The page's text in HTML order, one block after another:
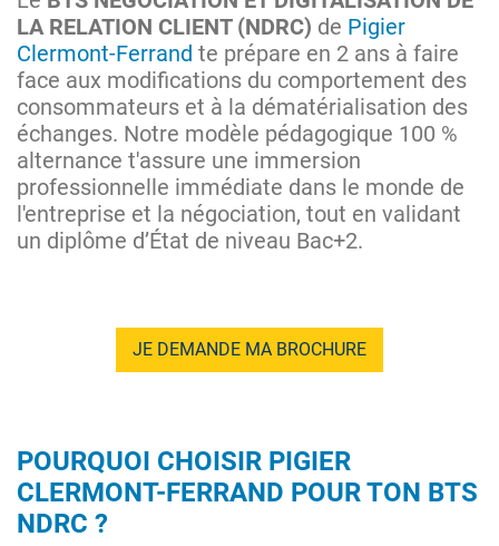
LA RELATION CLIENT (NDRC) de Pigier
Clermont-Ferrand te prépare en 2 ans à faire
face aux modifications du comportement des
consommateurs et à la dématérialisation des
échanges. Notre modèle pédagogique 100 %
alternance t'assure une immersion
professionnelle immédiate dans le monde de
l'entreprise et la négociation, tout en validant
un diplôme d’État de niveau Bac+2.
JE DEMANDE MA BROCHURE
POURQUOI CHOISIR PIGIER
CLERMONT-FERRAND POUR TON BTS
NDRC ?